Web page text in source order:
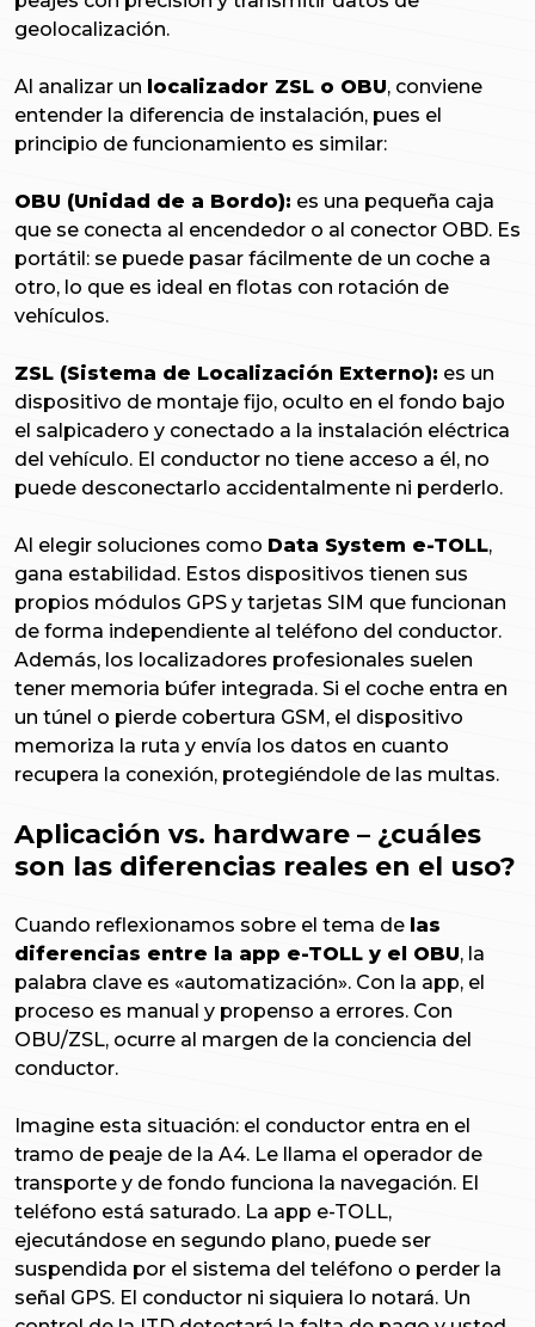
geolocalización.
Al analizar un localizador ZSL o OBU, conviene
entender la diferencia de instalación, pues el
principio de funcionamiento es similar:
OBU (Unidad de a Bordo): es una pequeña caja
que se conecta al encendedor o al conector OBD. Es
portátil: se puede pasar fácilmente de un coche a
otro, lo que es ideal en flotas con rotación de
vehículos.
ZSL (Sistema de Localización Externo): es un
dispositivo de montaje fijo, oculto en el fondo bajo
el salpicadero y conectado a la instalación eléctrica
del vehículo. El conductor no tiene acceso a él, no
puede desconectarlo accidentalmente ni perderlo.
Al elegir soluciones como Data System e-TOLL,
gana estabilidad. Estos dispositivos tienen sus
propios módulos GPS y tarjetas SIM que funcionan
de forma independiente al teléfono del conductor.
Además, los localizadores profesionales suelen
tener memoria búfer integrada. Si el coche entra en
un túnel o pierde cobertura GSM, el dispositivo
memoriza la ruta y envía los datos en cuanto
recupera la conexión, protegiéndole de las multas.
Aplicación vs. hardware – ¿cuáles
son las diferencias reales en el uso?
Cuando reflexionamos sobre el tema de las
diferencias entre la app e-TOLL y el OBU, la
palabra clave es «automatización». Con la app, el
proceso es manual y propenso a errores. Con
OBU/ZSL, ocurre al margen de la conciencia del
conductor.
Imagine esta situación: el conductor entra en el
tramo de peaje de la A4. Le llama el operador de
transporte y de fondo funciona la navegación. El
teléfono está saturado. La app e-TOLL,
ejecutándose en segundo plano, puede ser
suspendida por el sistema del teléfono o perder la
señal GPS. El conductor ni siquiera lo notará. Un